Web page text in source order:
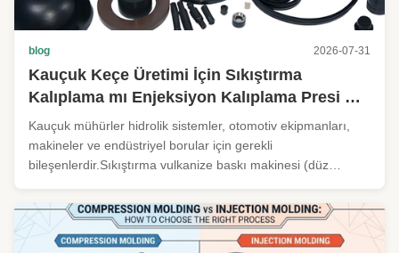
blog 2026-07-31
Kauçuk Keçe Üretimi İçin Sıkıştırma
Kalıplama mı Enjeksiyon Kalıplama Presi mi
Daha İyi?
Kauçuk mühürler hidrolik sistemler, otomotiv ekipmanları,
makineler ve endüstriyel borular için gerekli
bileşenlerdir.Sıkıştırma vulkanize baskı makinesi (düz
Bu iki ana akım kalıplama teknolojisi üretim verimliliği, ürün
doğruluğu, kalıp ...